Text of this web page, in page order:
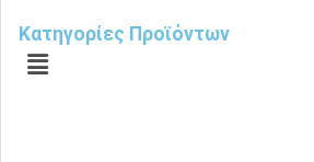
Κατηγορίες Προϊόντων